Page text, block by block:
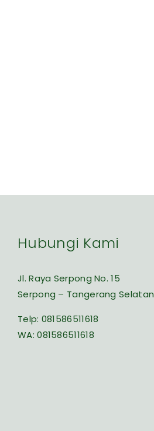
Hubungi Kami
Jl. Raya Serpong No. 15
Serpong – Tangerang Selatan
Telp: 081586511618
WA:081586511618